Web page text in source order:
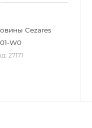
Cezares
W0
27171